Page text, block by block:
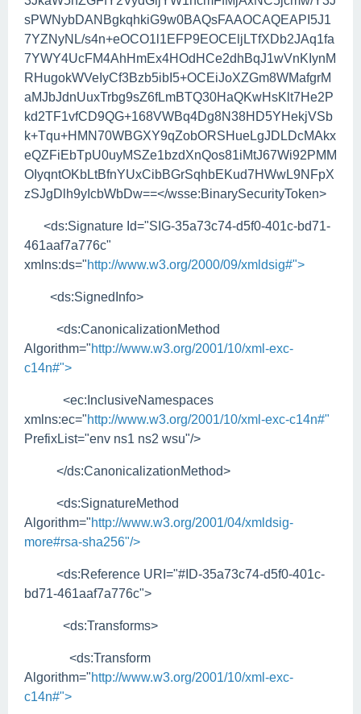
sPWNybDANBgkqhkiG9w0BAQsFAAOCAQEAPI5J1
7YZNyNL/s4n+eOCO1l1EFP9EOCEljLTfXDb2JAq1fa
7YWY4UcFM4AhHmEx4HOdHCe2dhBqJ1wVnKIynM
RHugokWVeIyCf3Bzb5ibI5+OCEiJoXZGm8WMafgrM
aMJbJdnUuxTrbg9sZ6fLmBTQ30HaQKwHsKlt7He2P
kd2TF1vfCD9QG+168VWBq4Dg8N38HD5YHekjVSb
k+Tqu+HMN70WBGXY9qZobORSHueLgJDLDcMAkx
eQZFiEbTpU0uyMSZe1bzdXnQos81iMtJ67Wi92PMM
OIyqntOKbLtBfnYUxCibBGrSqhbEKud7HWwL9NFpX
zSJgDlh9yIcbWbDw==</wsse:BinarySecurityToken>
<ds:Signature Id="SIG-35a73c74-d5f0-401c-bd71-
461aaf7a776c"
xmlns:ds="http://www.w3.org/2000/09/xmldsig#">
<ds:SignedInfo>
<ds:CanonicalizationMethod
Algorithm="http://www.w3.org/2001/10/xml-exc-
c14n#">
<ec:InclusiveNamespaces
xmlns:ec="http://www.w3.org/2001/10/xml-exc-c14n#"
PrefixList="env ns1 ns2 wsu"/>
</ds:CanonicalizationMethod>
<ds:SignatureMethod
Algorithm="http://www.w3.org/2001/04/xmldsig-
more#rsa-sha256"/>
<ds:Reference URI="#ID-35a73c74-d5f0-401c-
bd71-461aaf7a776c">
<ds:Transforms>
<ds:Transform
Algorithm="http://www.w3.org/2001/10/xml-exc-
c14n#">